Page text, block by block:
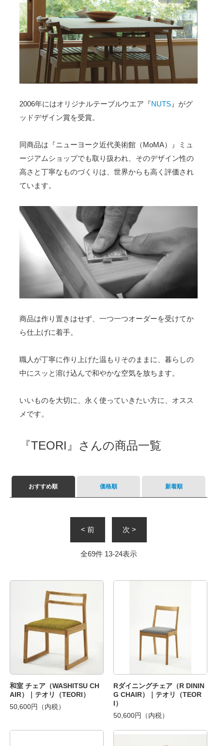
2006年にはオリジナルテーブルウエア『NUTS』がグ
ッドデザイン賞を受賞。
同商品は『ニューヨーク近代美術館（MoMA）』ミュ
ージアムショップでも取り扱われ、そのデザイン性の
高さと丁寧なものづくりは、世界からも高く評価され
ています。
商品は作り置きはせず、一つ一つオーダーを受けてか
ら仕上げに着手。
職人が丁寧に作り上げた温もりそのままに、暮らしの
中にスッと溶け込んで和やかな空気を放ちます。
いいものを大切に、永く使っていきたい方に、オスス
メです。
『TEORI』さんの商品一覧
おすすめ順 価格順 新着順
< 前 次 >
全69件 13-24表示
和室 チェア（WASHITSU CH
AIR）｜テオリ（TEORI）
50,600円（内税）
Rダイニングチェア（R DININ
G CHAIR）｜テオリ（TEOR
I）
50,600円（内税）